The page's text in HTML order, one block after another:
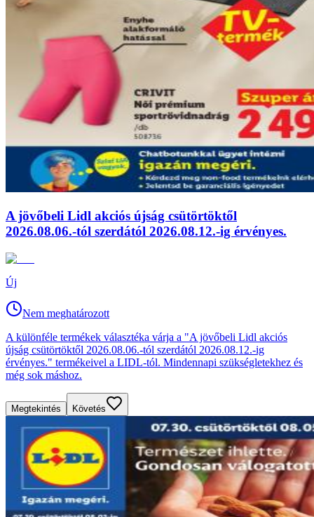
A jövőbeli Lidl akciós újság csütörtöktől
2026.08.06.-tól szerdától 2026.08.12.-ig érvényes.
Új
Nem meghatározott
A különféle termékek választéka várja a "A jövőbeli Lidl akciós
újság csütörtöktől 2026.08.06.-tól szerdától 2026.08.12.-ig
érvényes." termékeivel a LIDL-tól. Mindennapi szükségletekhez és
még sok máshoz.
Megtekintés Követés